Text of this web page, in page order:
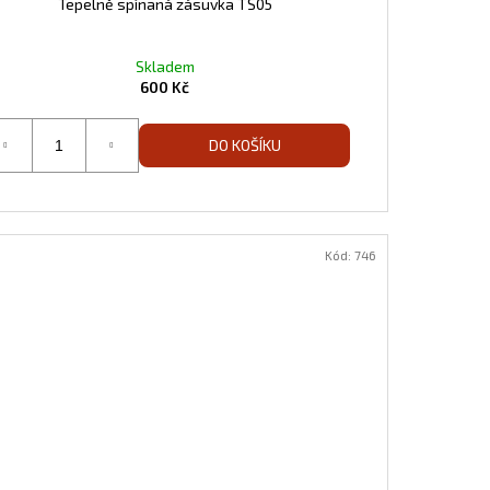
Tepelně spínaná zásuvka TS05
Skladem
600 Kč
DO KOŠÍKU
Kód: 746